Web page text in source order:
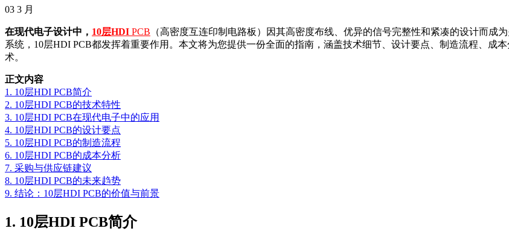
03 3 月
在现代电子设计中， 10层HDI PCB （高密度互连印制电路板）因其高密度布线、优异的信号完整性和紧凑的设计而成
系统，10层HDI PCB都发挥着重要作用。本文将为您提供一份全面的指南，涵盖技术细节、设计要点、制造流程、成
术。
正文内容
1. 10层HDI PCB简介
2. 10层HDI PCB的技术特性
3. 10层HDI PCB在现代电子中的应用
4. 10层HDI PCB的设计要点
5. 10层HDI PCB的制造流程
6. 10层HDI PCB的成本分析
7. 采购与供应链建议
8. 10层HDI PCB的未来趋势
9. 结论：10层HDI PCB的价值与前景
1. 10层HDI PCB简介